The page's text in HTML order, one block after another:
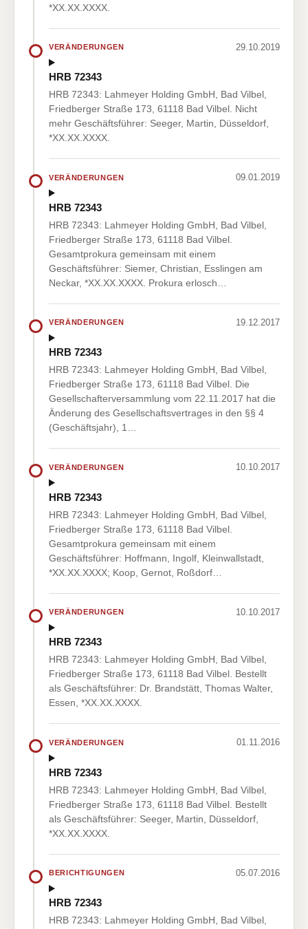
*XX.XX.XXXX.
VERÄNDERUNGEN 29.10.2019
HRB 72343
HRB 72343: Lahmeyer Holding GmbH, Bad Vilbel,
Friedberger Straße 173, 61118 Bad Vilbel. Nicht
mehr Geschäftsführer: Seeger, Martin, Düsseldorf,
*XX.XX.XXXX.
VERÄNDERUNGEN 09.01.2019
HRB 72343
HRB 72343: Lahmeyer Holding GmbH, Bad Vilbel,
Friedberger Straße 173, 61118 Bad Vilbel.
Gesamtprokura gemeinsam mit einem
Geschäftsführer: Siemer, Christian, Esslingen am
Neckar, *XX.XX.XXXX. Prokura erlosch…
VERÄNDERUNGEN 19.12.2017
HRB 72343
HRB 72343: Lahmeyer Holding GmbH, Bad Vilbel,
Friedberger Straße 173, 61118 Bad Vilbel. Die
Gesellschafterversammlung vom 22.11.2017 hat die
Änderung des Gesellschaftsvertrages in den §§ 4
(Geschäftsjahr), 1…
VERÄNDERUNGEN 10.10.2017
HRB 72343
HRB 72343: Lahmeyer Holding GmbH, Bad Vilbel,
Friedberger Straße 173, 61118 Bad Vilbel.
Gesamtprokura gemeinsam mit einem
Geschäftsführer: Hoffmann, Ingolf, Kleinwallstadt,
*XX.XX.XXXX; Koop, Gernot, Roßdorf…
VERÄNDERUNGEN 10.10.2017
HRB 72343
HRB 72343: Lahmeyer Holding GmbH, Bad Vilbel,
Friedberger Straße 173, 61118 Bad Vilbel. Bestellt
als Geschäftsführer: Dr. Brandstätt, Thomas Walter,
Essen, *XX.XX.XXXX.
VERÄNDERUNGEN 01.11.2016
HRB 72343
HRB 72343: Lahmeyer Holding GmbH, Bad Vilbel,
Friedberger Straße 173, 61118 Bad Vilbel. Bestellt
als Geschäftsführer: Seeger, Martin, Düsseldorf,
*XX.XX.XXXX.
BERICHTIGUNGEN 05.07.2016
HRB 72343
HRB 72343: Lahmeyer Holding GmbH, Bad Vilbel,